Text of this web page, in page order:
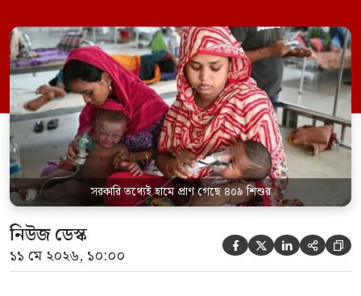
বলেছেন, সারা বিশ্বেই হাম বেড়েছে, তবে
বাংলাদেশের মতো এত শিশুর মৃত্যু কোথাও
হয়নি। বিশেষজ্ঞরা হামের এই প্রাদুর্ভাবের কারণ
হিসেবে […]
সরকারি তথ্যেই হামে প্রাণ গেছে ৪০৯ শিশুর
নিউজ ডেস্ক
১১ মে ২০২৬, ১০:০০     